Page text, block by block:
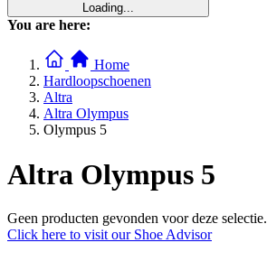
Loading...
You are here:
Home
Hardloopschoenen
Altra
Altra Olympus
Olympus 5
Altra Olympus 5
Geen producten gevonden voor deze selectie.
Click here to visit our Shoe Advisor